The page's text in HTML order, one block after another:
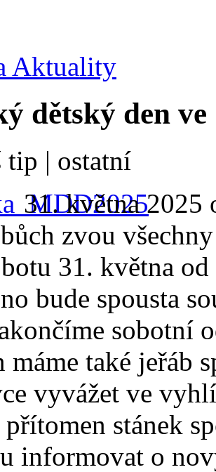
Aktuality
dětský den
tip | ostatní
31. května 2025
zvou
31. května
bude spousta
sobotní
máme také jeřáb
vyvážet ve
přítomen stánek
informovat o